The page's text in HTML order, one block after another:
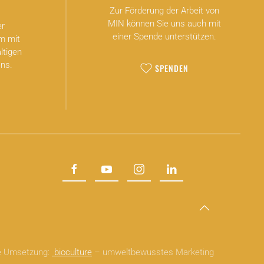
mit
Zur Förderung der Arbeit von
MIN können Sie uns auch mit
einer Spende unterstützen.
SPENDEN
Umsetzung: bioculture – umweltbewusstes Marketing